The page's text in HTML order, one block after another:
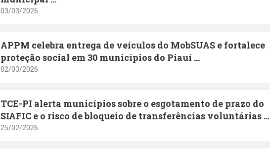
03/03/2026
APPM celebra entrega de veículos do MobSUAS e fortalece
proteção social em 30 municípios do Piauí ...
02/03/2026
TCE-PI alerta municípios sobre o esgotamento de prazo do
SIAFIC e o risco de bloqueio de transferências voluntárias ...
25/02/2026